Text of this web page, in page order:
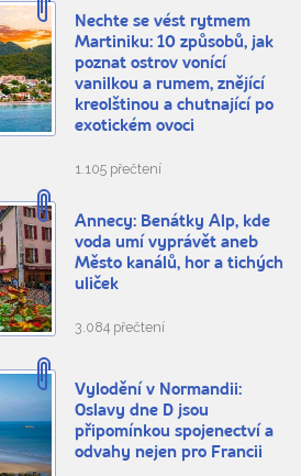
Nechte se vést rytmem
Martiniku: 10 způsobů, jak
poznat ostrov vonící
vanilkou a rumem, znějící
kreolštinou a chutnající po
exotickém ovoci
1.105 přečtení
Annecy: Benátky Alp, kde
voda umí vyprávět aneb
Město kanálů, hor a tichých
uliček
3.084 přečtení
Vylodění v Normandii:
Oslavy dne D jsou
připomínkou spojenectví a
odvahy nejen pro Francii